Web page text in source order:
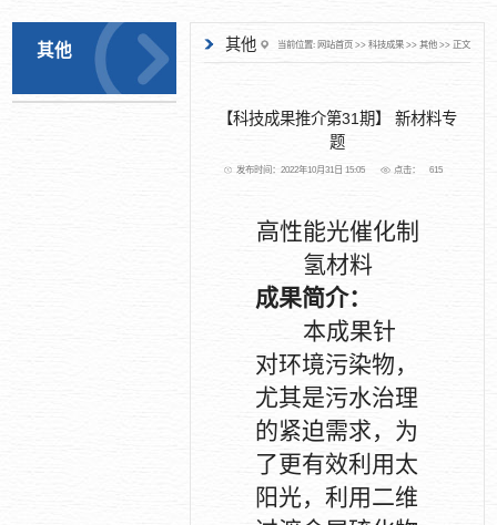
其他 其他 当前位置: 网站首页>> 科技成果>> 其他>> 正文
【科技成果推介第31期】 新材料专
题
发布时间：2022年10月31日 15:05 点击： 615
高性能光催化制
氢材料
成果简介：
本成果针
对环境污染物，
尤其是污水治理
的紧迫需求，为
了更有效利用太
阳光，利用二维